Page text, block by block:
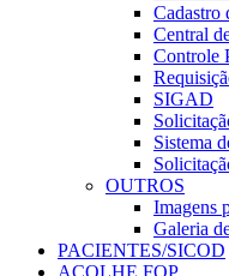
Cadastro
Central
Controle
SIGAD
Sistema
OUTROS
Imagens
Galeria
PACIENTES/SICOD
ACOLHE FOP